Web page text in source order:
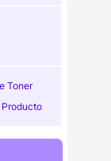
Toner